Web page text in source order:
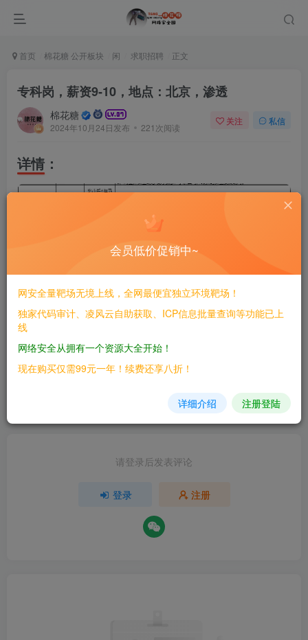
首页 棉花糖 公开板块 闲 求职招聘 正文
专科岗，薪资9-10，地点：北京，渗透
棉花糖
2024年10月24日发布 221次阅读
关注 私信
详情：
联系方式：
评分
分享 收藏
请登录后发表评论
登录 注册
会员低价促销中~
网安全量靶场无境上线，全网最便宜独立环境靶场！
独家代码审计、凌风云自助获取、ICP信息批量查询等功能已上
线
网络安全从拥有一个资源大全开始！
现在购买仅需99元一年！续费还享八折！
详细介绍 注册登陆